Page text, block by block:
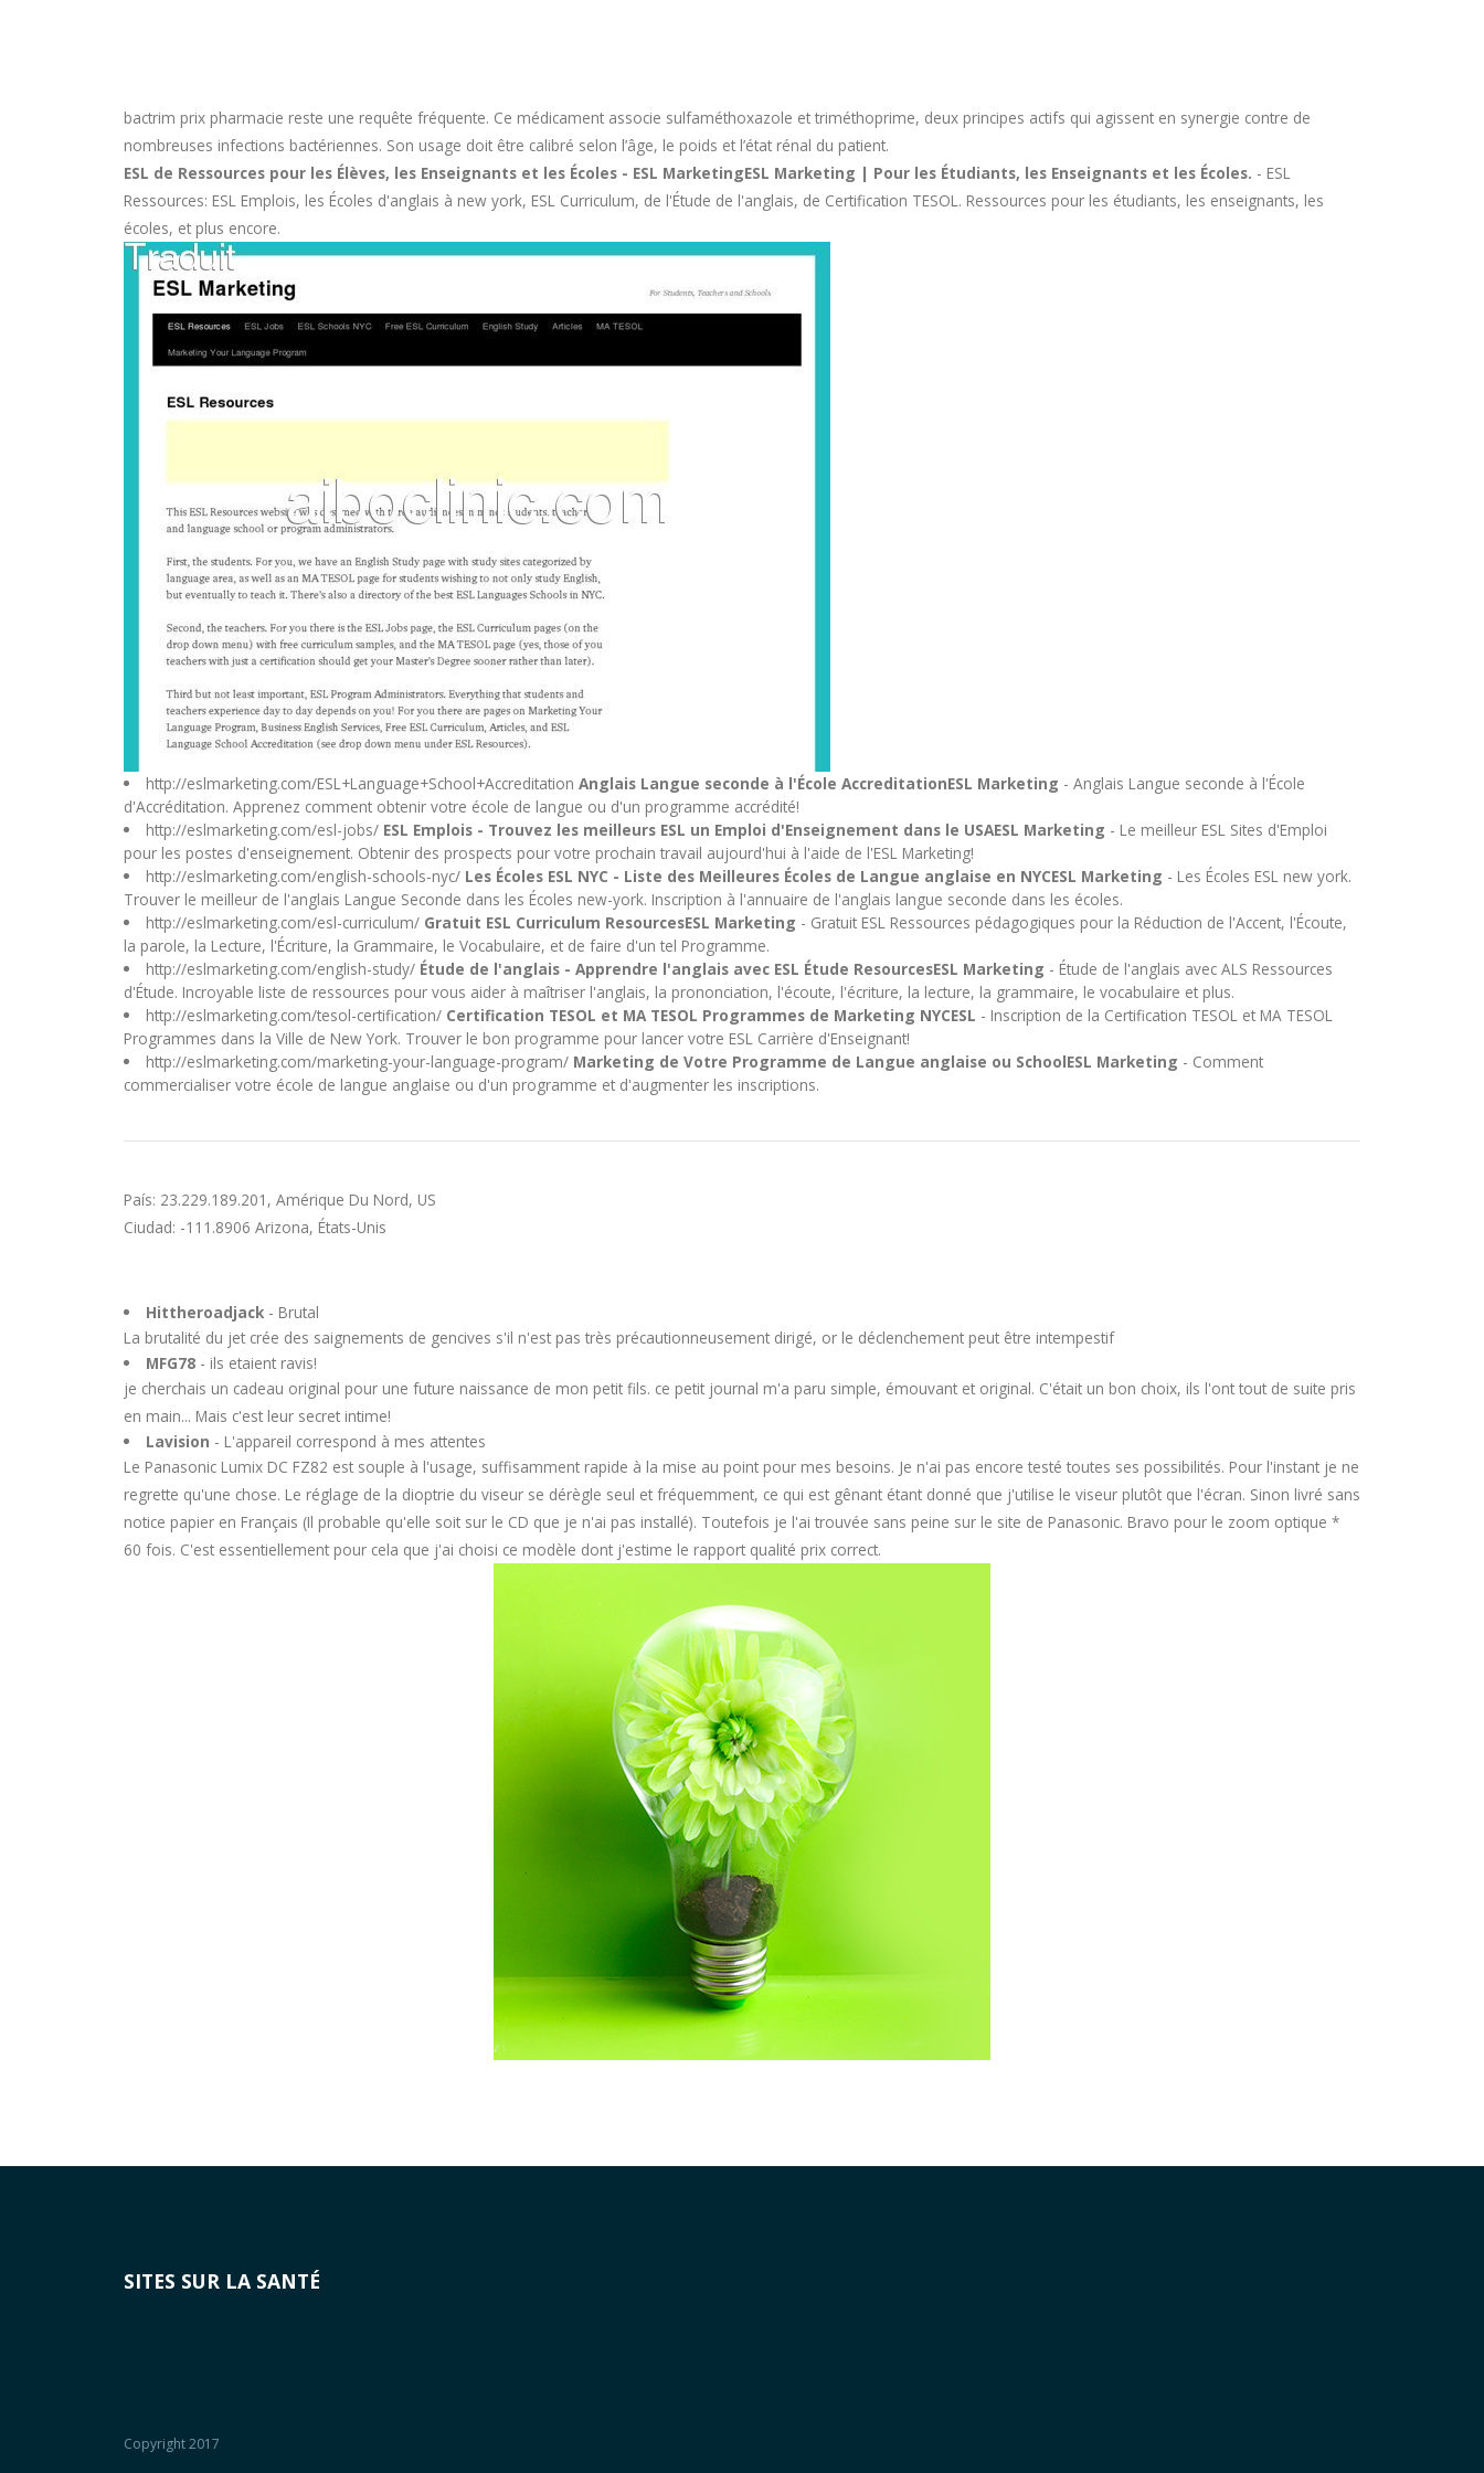
bactrim prix pharmacie reste une requête fréquente. Ce médicament associe sulfaméthoxazole et triméthoprime, deux principes actifs qui agissent en synergie contre de
nombreuses infections bactériennes. Son usage doit être calibré selon l’âge, le poids et l’état rénal du patient.
ESL de Ressources pour les Élèves, les Enseignants et les Écoles - ESL MarketingESL Marketing | Pour les Étudiants, les Enseignants et les Écoles. - ESL
Ressources: ESL Emplois, les Écoles d'anglais à new york, ESL Curriculum, de l'Étude de l'anglais, de Certification TESOL. Ressources pour les étudiants, les enseignants, les
écoles, et plus encore.
http://eslmarketing.com/ESL+Language+School+Accreditation Anglais Langue seconde à l'École AccreditationESL Marketing - Anglais Langue seconde à l'École
d'Accréditation. Apprenez comment obtenir votre école de langue ou d'un programme accrédité!
http://eslmarketing.com/esl-jobs/ ESL Emplois - Trouvez les meilleurs ESL un Emploi d'Enseignement dans le USAESL Marketing - Le meilleur ESL Sites d'Emploi
pour les postes d'enseignement. Obtenir des prospects pour votre prochain travail aujourd'hui à l'aide de l'ESL Marketing!
http://eslmarketing.com/english-schools-nyc/ Les Écoles ESL NYC - Liste des Meilleures Écoles de Langue anglaise en NYCESL Marketing - Les Écoles ESL new york.
Trouver le meilleur de l'anglais Langue Seconde dans les Écoles new-york. Inscription à l'annuaire de l'anglais langue seconde dans les écoles.
http://eslmarketing.com/esl-curriculum/ Gratuit ESL Curriculum ResourcesESL Marketing - Gratuit ESL Ressources pédagogiques pour la Réduction de l'Accent, l'Écoute,
la parole, la Lecture, l'Écriture, la Grammaire, le Vocabulaire, et de faire d'un tel Programme.
http://eslmarketing.com/english-study/ Étude de l'anglais - Apprendre l'anglais avec ESL Étude ResourcesESL Marketing - Étude de l'anglais avec ALS Ressources
d'Étude. Incroyable liste de ressources pour vous aider à maîtriser l'anglais, la prononciation, l'écoute, l'écriture, la lecture, la grammaire, le vocabulaire et plus.
http://eslmarketing.com/tesol-certification/ Certification TESOL et MA TESOL Programmes de Marketing NYCESL - Inscription de la Certification TESOL et MA TESOL
Programmes dans la Ville de New York. Trouver le bon programme pour lancer votre ESL Carrière d'Enseignant!
http://eslmarketing.com/marketing-your-language-program/ Marketing de Votre Programme de Langue anglaise ou SchoolESL Marketing - Comment
commercialiser votre école de langue anglaise ou d'un programme et d'augmenter les inscriptions.
País: 23.229.189.201, Amérique Du Nord, US
Ciudad: -111.8906 Arizona, États-Unis
Hittheroadjack- Brutal
La brutalité du jet crée des saignements de gencives s'il n'est pas très précautionneusement dirigé, or le déclenchement peut être intempestif
MFG78- ils etaient ravis!
je cherchais un cadeau original pour une future naissance de mon petit fils. ce petit journal m'a paru simple, émouvant et original. C'était un bon choix, ils l'ont tout de suite pris
en main... Mais c'est leur secret intime!
Lavision - L'appareil correspond à mes attentes
Le Panasonic Lumix DC FZ82 est souple à l'usage, suffisamment rapide à la mise au point pour mes besoins. Je n'ai pas encore testé toutes ses possibilités. Pour l'instant je ne
regrette qu'une chose. Le réglage de la dioptrie du viseur se dérègle seul et fréquemment, ce qui est gênant étant donné que j'utilise le viseur plutôt que l'écran. Sinon livré sans
notice papier en Français (Il probable qu'elle soit sur le CD que je n'ai pas installé). Toutefois je l'ai trouvée sans peine sur le site de Panasonic. Bravo pour le zoom optique *
60 fois. C'est essentiellement pour cela que j'ai choisi ce modèle dont j'estime le rapport qualité prix correct.
SITES SUR LA SANTÉ
Copyright 2017